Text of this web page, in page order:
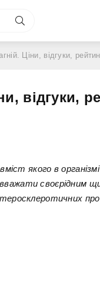
Ціни, відгуки,
відгуки,
якого в
своєрідним